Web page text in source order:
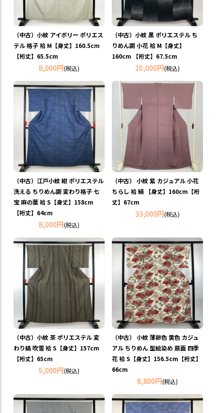
（中古）小紋 アイボリー ポリエス
テル 格子 袷 M【身丈】160.5cm
【裄丈】65.5cm
8,000円(税込)
（中古）小紋 黒 ポリエステル ち
りめん調 小花 袷 M【身丈】
160cm 【裄丈】67.5cm
10,000円(税込)
（中古）江戸小紋 紺 ポリエステル
洗える ちりめん調 変わり格子 七
宝 麻の葉 袷 S【身丈】158cm
【裄丈】64cm
8,000円(税込)
（中古） 小紋 紫 カジュアル 小花
ちらし 袷 絹 【身丈】160cm【裄
丈】67cm
33,000円(税込)
（中古）小紋 茶 ポリエステル 変
わり縞 吹雪 袷 S【身丈】157cm
【裄丈】65cm
5,000円(税込)
（中古） 小紋 薄卵色 黄色 カジュ
アル ちりめん 型絵染め 扇面 四季
花 袷 S【身丈】156.5cm【裄丈】
66cm
8,800円(税込)